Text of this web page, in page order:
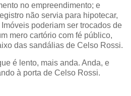
no empreendimento; e
não servia para hipotecar,
poderiam ser trocados de
mero cartório com fé público,
das sandálias de Celso Rossi.
é lento, mais anda. Anda, e
à porta de Celso Rossi.